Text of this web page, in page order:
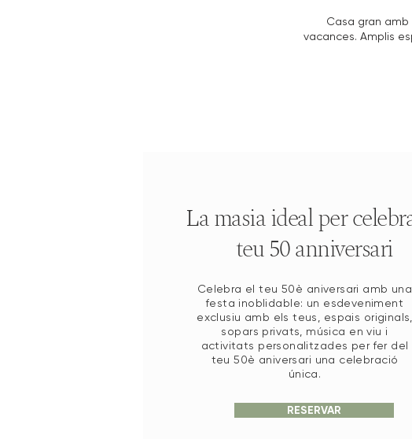
Casa gran
vacances. Amplis
La masia ideal per
teu 50 anniversari
Celebra el teu 50è aniversari amb una
festa inoblidable: un esdeveniment
exclusiu amb els teus, espais originals,
sopars privats, música en viu i
activitats personalitzades per fer del
teu 50è aniversari una celebració
única.
RESERVAR